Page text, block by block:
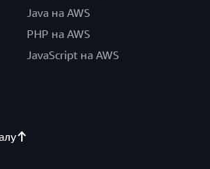
Java на AWS
PHP на AWS
JavaScript на AWS